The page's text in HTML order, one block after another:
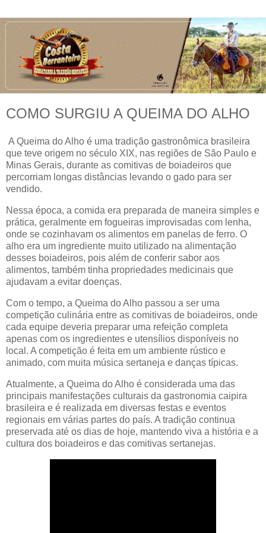
COMO SURGIU A QUEIMA DO ALHO
A Queima do Alho é uma tradição gastronômica brasileira
que teve origem no século XIX, nas regiões de São Paulo e
Minas Gerais, durante as comitivas de boiadeiros que
percorriam longas distâncias levando o gado para ser
vendido.
Nessa época, a comida era preparada de maneira simples e
prática, geralmente em fogueiras improvisadas com lenha,
onde se cozinhavam os alimentos em panelas de ferro. O
alho era um ingrediente muito utilizado na alimentação
desses boiadeiros, pois além de conferir sabor aos
alimentos, também tinha propriedades medicinais que
ajudavam a evitar doenças.
Com o tempo, a Queima do Alho passou a ser uma
competição culinária entre as comitivas de boiadeiros, onde
cada equipe deveria preparar uma refeição completa
apenas com os ingredientes e utensílios disponíveis no
local. A competição é feita em um ambiente rústico e
animado, com muita música sertaneja e danças típicas.
Atualmente, a Queima do Alho é considerada uma das
principais manifestações culturais da gastronomia caipira
brasileira e é realizada em diversas festas e eventos
regionais em várias partes do país. A tradição continua
preservada até os dias de hoje, mantendo viva a história e a
cultura dos boiadeiros e das comitivas sertanejas.